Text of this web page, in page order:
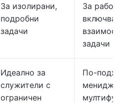
За изолирани,
подробни
задачи
За
задачи
Идеално за
служители с
ограничен
По-